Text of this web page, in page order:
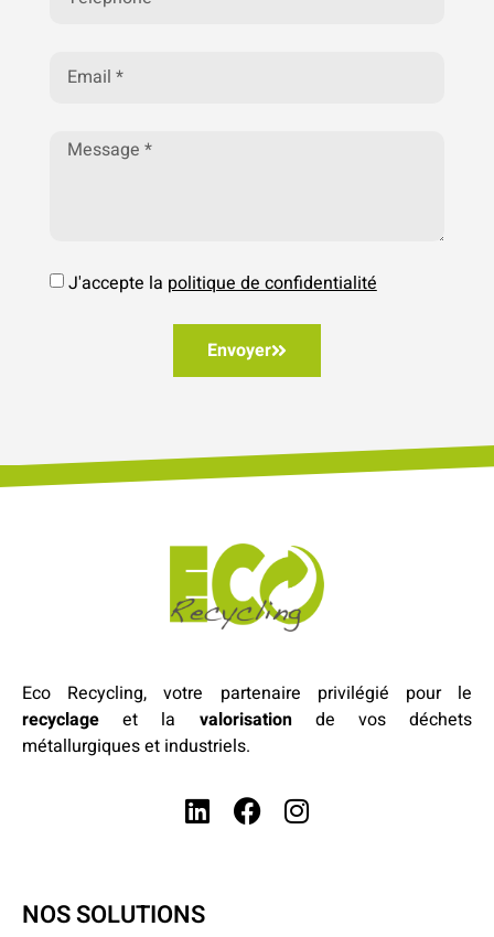
J'accepte la politique de confidentialité
Envoyer
Eco Recycling, votre partenaire privilégié pour le
recyclage et la valorisationde vos déchets
métallurgiques et industriels.
NOS SOLUTIONS